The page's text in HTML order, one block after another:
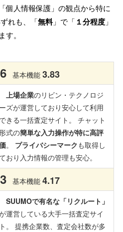
個人情報保護」の観点から特に
れも、「無料」で「 １分程度 」
。